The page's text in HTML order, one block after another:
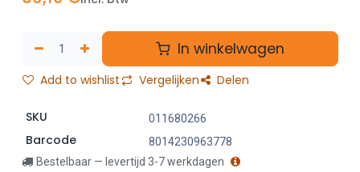
In winkelwagen
Add to wishlist Vergelijken Delen
SKU 011680266
Barcode
8014230963778
Bestelbaar — levertijd 3-7 werkdagen